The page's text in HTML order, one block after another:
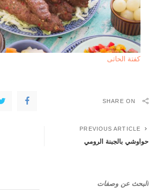
كفتة الحاتى
SHARE ON
PREVIOUS ARTICLE
حواوشي بالجبنة الرومي
البحث عن وصفات